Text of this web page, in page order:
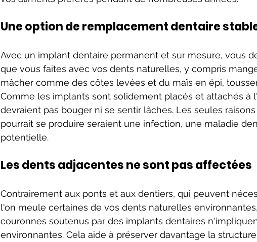
Une option de remplacement dentaire
Avec un implant dentaire permanent et sur mesure, vous
que vous faites avec vos dents naturelles, y compris
mâcher comme des côtes levées et du maïs en épi,
Comme les implants sont solidement placés et attachés à
devraient pas bouger ni se sentir lâches. Les seules
pourrait se produire seraient une infection, une maladie
potentielle.
Les dents adjacentes ne sont pas affectées
Contrairement aux ponts et aux dentiers, qui peuvent
l'on meule certaines de vos dents naturelles
couronnes soutenus par des implants dentaires
environnantes. Cela aide à préserver davantage la